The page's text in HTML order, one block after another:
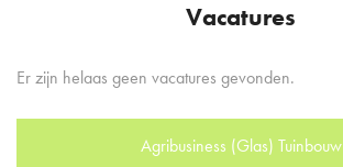
Vacatures
Er zijn helaas geen vacatures gevonden.
Agribusiness (Glas) Tuinbouw